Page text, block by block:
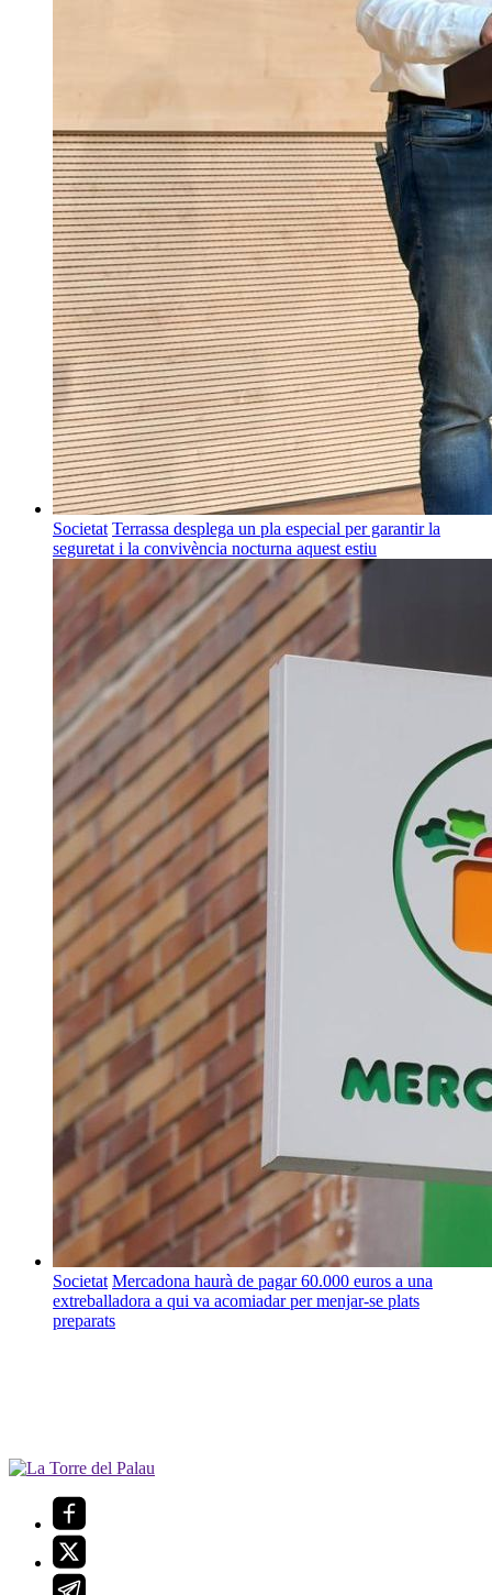
Societat Terrassa desplega un pla especial per garantir la
seguretat i la convivència nocturna aquest estiu
Societat Mercadona haurà de pagar 60.000 euros a una
extreballadora a qui va acomiadar per menjar-se plats
preparats